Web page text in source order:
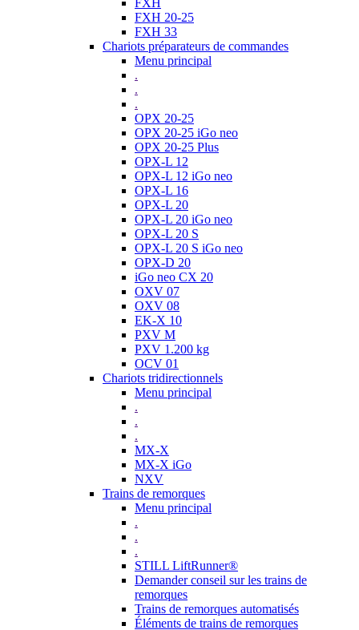
FXH
FXH 20-25
FXH 33
Chariots préparateurs de commandes
Menu principal
.
.
.
OPX 20-25
OPX 20-25 iGo neo
OPX 20-25 Plus
OPX-L 12
OPX-L 12 iGo neo
OPX-L 16
OPX-L 20
OPX-L 20 iGo neo
OPX-L 20 S
OPX-L 20 S iGo neo
OPX-D 20
iGo neo CX 20
OXV 07
OXV 08
EK-X 10
PXV M
PXV 1.200 kg
OCV 01
Chariots tridirectionnels
Menu principal
.
.
.
MX-X
MX-X iGo
NXV
Trains de remorques
Menu principal
.
.
.
STILL LiftRunner®
Demander conseil sur les trains de
remorques
Trains de remorques automatisés
Éléments de trains de remorques